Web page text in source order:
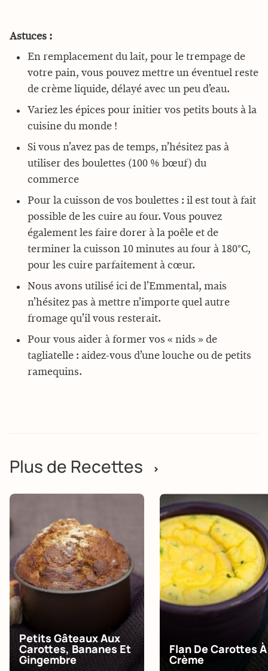
Astuces :
En remplacement du lait, pour le trempage de
votre pain, vous pouvez mettre un éventuel reste
de crème liquide, délayé avec un peu d’eau.
Variez les épices pour initier vos petits bouts à la
cuisine du monde !
Si vous n’avez pas de temps, n’hésitez pas à
utiliser des boulettes (100 % bœuf) du
commerce
Pour la cuisson de vos boulettes : il est tout à fait
possible de les cuire au four. Vous pouvez
également les faire dorer à la poêle et de
terminer la cuisson 10 minutes au four à 180°C,
pour les cuire parfaitement à cœur.
Nous avons utilisé ici de l’Emmental, mais
n’hésitez pas à mettre n’importe quel autre
fromage qu’il vous resterait.
Pour vous aider à former vos « nids » de
tagliatelle : aidez-vous d’une louche ou de petits
ramequins.
Plus de Recettes >
Petits Gâteaux Aux
Carottes, Bananes Et
Gingembre
Flan De Carottes
Crème